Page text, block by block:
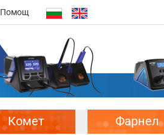
Помощ
Комет Фарнел